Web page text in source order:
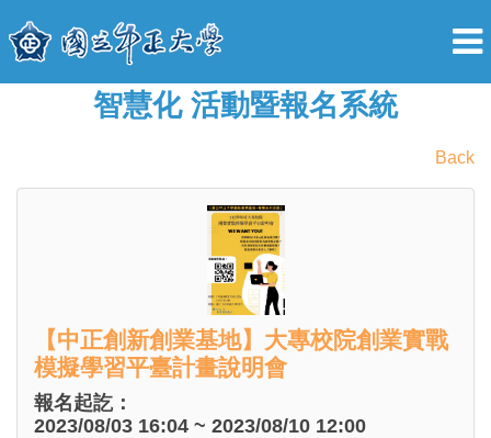
智慧化 活動暨報名系統
Back
【中正創新創業基地】大專校院創業實戰
模擬學習平臺計畫說明會
報名起訖：
2023/08/03 16:04 ~ 2023/08/10 12:00